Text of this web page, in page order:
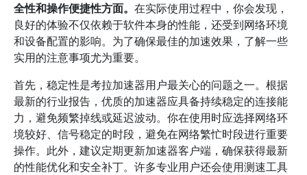
全性和操作便捷性方面。 在实际使用过程中，你会发现，
良好的体验不仅依赖于软件本身的性能，还受到网络环境
和设备配置的影响。为了确保最佳的加速效果，了解一些
实用的注意事项尤为重要。
首先，稳定性是考拉加速器用户最关心的问题之一。根据
最新的行业报告，优质的加速器应具备持续稳定的连接能
力，避免频繁掉线或延迟波动。你在使用时应选择网络环
境较好、信号稳定的时段，避免在网络繁忙时段进行重要
操作。此外，建议定期更新加速器客户端，确保获得最新
的性能优化和安全补丁。许多专业用户还会使用测速工具